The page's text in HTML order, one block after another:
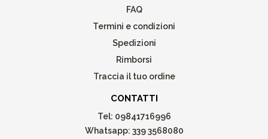
FAQ
Termini e condizioni
Spedizioni
Rimborsi
Traccia il tuo ordine
CONTATTI
Tel: 09841716996
Whatsapp: 339 3568080